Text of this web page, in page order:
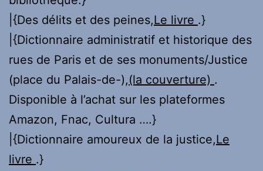
|{Des délits et des peines,Le livre .}
|{Dictionnaire administratif et historique des
rues de Paris et de ses monuments/Justice
(place du Palais-de-),(la couverture) .
Disponible à l’achat sur les plateformes
Amazon, Fnac, Cultura ….}
|{Dictionnaire amoureux de la justice,Le
livre .}